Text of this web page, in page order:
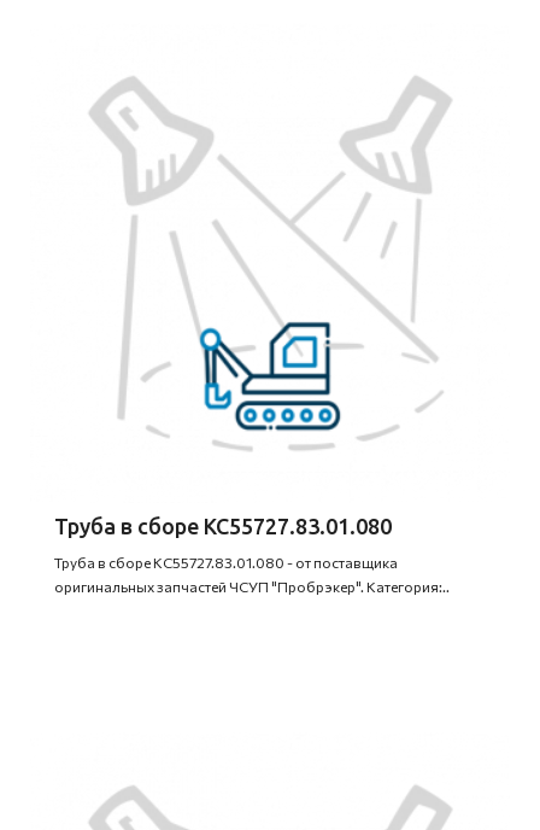
Труба в сборе КС55727.83.01.080
Труба в сборе КС55727.83.01.080 - от поставщика
оригинальных запчастей ЧСУП "Пробрэкер". Категория:..